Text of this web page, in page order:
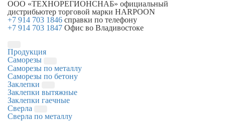
ООО «ТЕХНОРЕГИОНСНАБ» официальный
дистрибьютер торговой марки HARPOON
+7 914 703 1846 справки по телефону
+7 914 703 1847 Офис во Владивостоке
Продукция
Саморезы
Саморезы по металлу
Саморезы по бетону
Заклепки
Заклепки вытяжные
Заклепки гаечные
Сверла
Сверла по металлу